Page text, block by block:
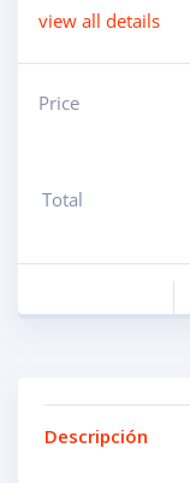
view all details
Price
Total
Descripción